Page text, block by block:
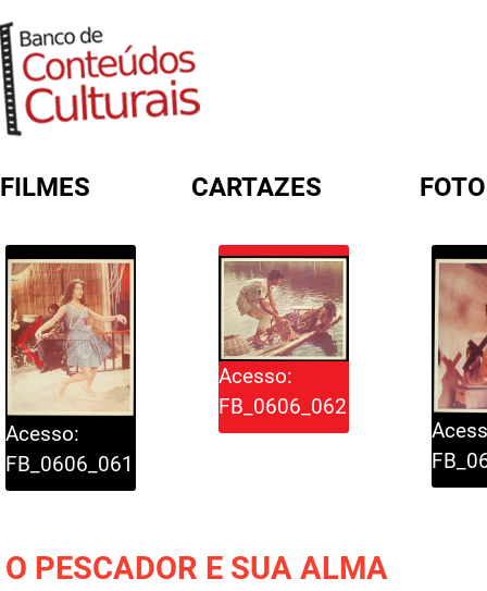
FILMES CARTAZES
Acesso:
FB_0606_061
Acesso:
FB_0606_062
O PESCADOR E SUA ALMA
FORMULÁRIO DE BUSCA